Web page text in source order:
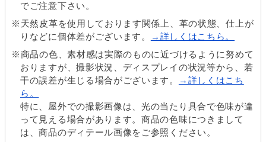
でご注意下さい。
※天然皮革を使用しております関係上、革の状態、仕上が
りなどに個体差がございます。
→詳しくはこちら。
※商品の色、素材感は実際のものに近づけるように努めて
おりますが、撮影状況、ディスプレイの状況等から、若
干の誤差が生じる場合がございます。
→詳しくはこち
ら。
特に、屋外での撮影画像は、光の当たり具合で色味が違
って見える場合があります。商品の色味につきまして
は、商品のディテール画像をご参照ください。